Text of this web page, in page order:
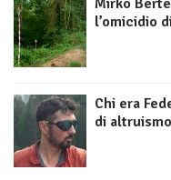
Mirko
l’omicidio
Chi era
di altruismo